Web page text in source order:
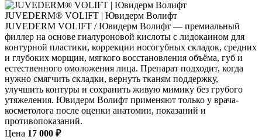
JUVEDERM® VOLIFT | Ювидерм Волифт
JUVEDERM VOLIFT / Ювидерм Волифт — премиальный
филлер на основе гиалуроновой кислоты с лидокаином для
контурной пластики, коррекции носогубных складок, средних
и глубоких морщин, мягкого восстановления объёма, губ и
естественного омоложения лица. Препарат подходит, когда
нужно смягчить складки, вернуть тканям поддержку,
улучшить контуры и сохранить живую мимику без грубого
утяжеления. Ювидерм Волифт применяют только у врача-
косметолога после оценки анатомии, показаний и
противопоказаний.
Цена 17 000 ₽